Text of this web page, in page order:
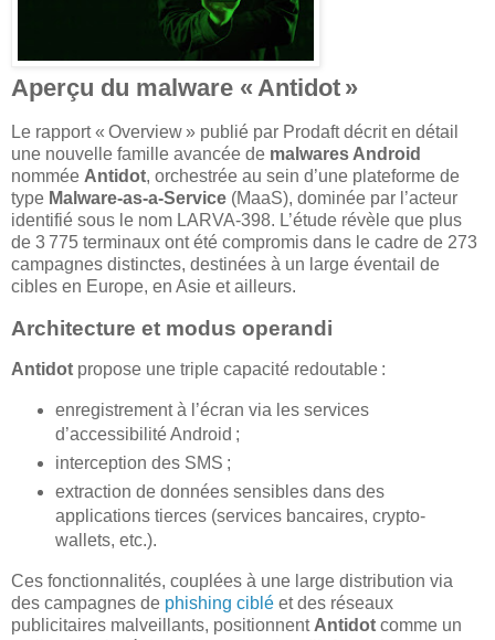
Aperçu du malware « Antidot »
Le rapport « Overview » publié par Prodaft décrit en détail
une nouvelle famille avancée de malwares Android
nommée Antidot, orchestrée au sein d’une plateforme de
type Malware-as-a-Service (MaaS), dominée par l’acteur
identifié sous le nom LARVA-398. L’étude révèle que plus
de 3 775 terminaux ont été compromis dans le cadre de 273
campagnes distinctes, destinées à un large éventail de
cibles en Europe, en Asie et ailleurs.
Architecture et modus operandi
Antidot propose une triple capacité redoutable :
enregistrement à l’écran via les services
d’accessibilité Android ;
interception des SMS ;
extraction de données sensibles dans des
applications tierces (services bancaires, crypto-
wallets, etc.).
Ces fonctionnalités, couplées à une large distribution via
des campagnes de phishing ciblé et des réseaux
publicitaires malveillants, positionnent Antidot comme un